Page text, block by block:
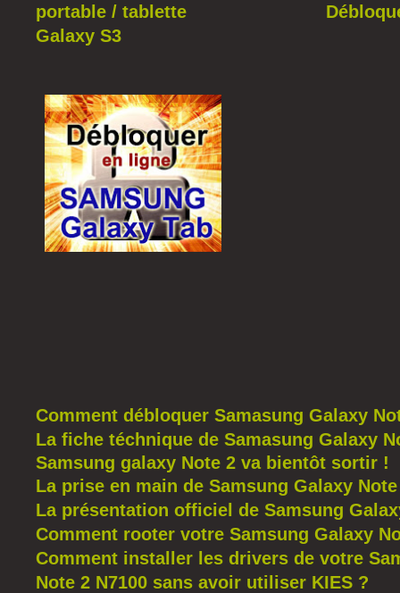
portable / tablette
Galaxy S3
Comment débloquer Samasung Galaxy
La fiche téchnique de Samasung Galaxy
Samsung galaxy Note 2 va bientôt sortir !
La prise en main de Samsung Galaxy
La présentation officiel de Samsung
Comment rooter votre Samsung Galaxy
Comment installer les drivers de votre
Note 2 N7100 sans avoir utiliser KIES ?